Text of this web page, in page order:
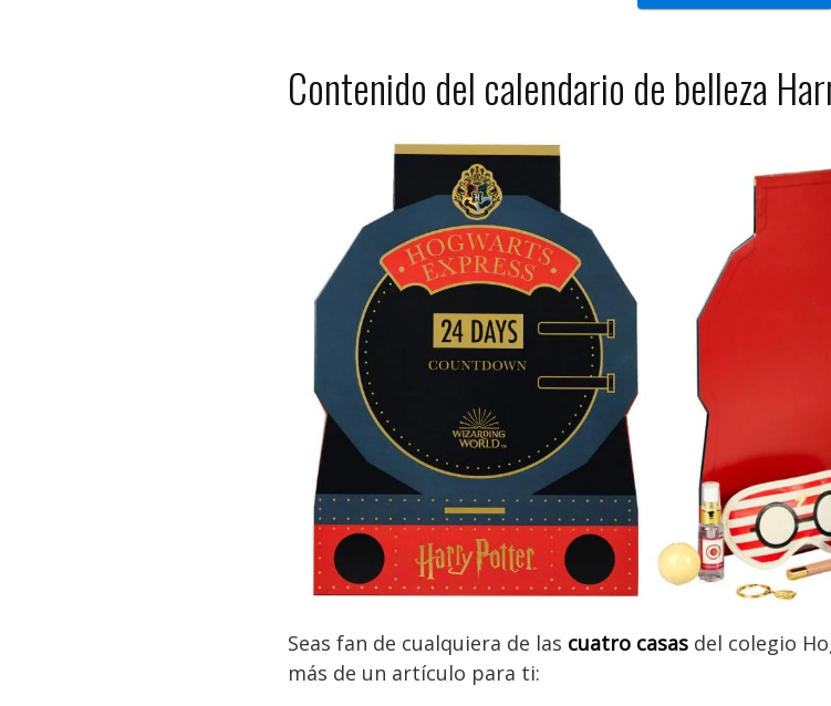
Contenido del calendario de belleza
Seas fan de cualquiera de las cuatro casas del colegio
más de un artículo para ti: